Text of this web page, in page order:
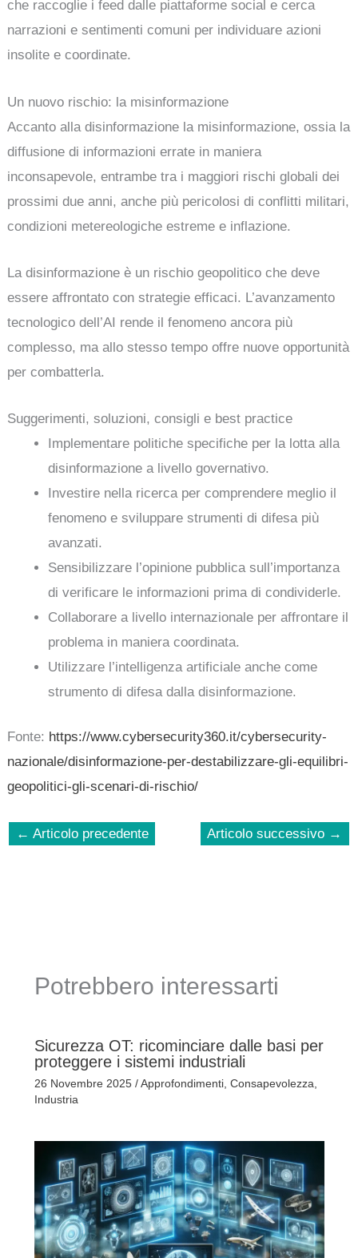
che raccoglie i feed dalle piattaforme social e cerca
narrazioni e sentimenti comuni per individuare azioni
insolite e coordinate.
Un nuovo rischio: la misinformazione
Accanto alla disinformazione la misinformazione, ossia la
diffusione di informazioni errate in maniera
inconsapevole, entrambe tra i maggiori rischi globali dei
prossimi due anni, anche più pericolosi di conflitti militari,
condizioni metereologiche estreme e inflazione.
La disinformazione è un rischio geopolitico che deve
essere affrontato con strategie efficaci. L’avanzamento
tecnologico dell’AI rende il fenomeno ancora più
complesso, ma allo stesso tempo offre nuove opportunità
per combatterla.
Suggerimenti, soluzioni, consigli e best practice
Implementare politiche specifiche per la lotta alla
disinformazione a livello governativo.
Investire nella ricerca per comprendere meglio il
fenomeno e sviluppare strumenti di difesa più
avanzati.
Sensibilizzare l’opinione pubblica sull’importanza
di verificare le informazioni prima di condividerle.
Collaborare a livello internazionale per affrontare il
problema in maniera coordinata.
Utilizzare l’intelligenza artificiale anche come
strumento di difesa dalla disinformazione.
Fonte: https://www.cybersecurity360.it/cybersecurity-
nazionale/disinformazione-per-destabilizzare-gli-equilibri-
geopolitici-gli-scenari-di-rischio/
← Articolo precedente Articolo successivo →
Potrebbero interessarti
Sicurezza OT: ricominciare dalle basi per
proteggere i sistemi industriali
26 Novembre 2025 /Approfondimenti, Consapevolezza,
Industria